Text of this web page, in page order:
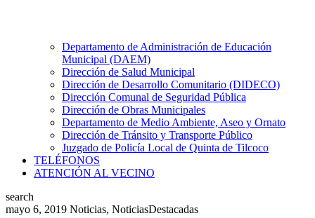
Departamento de Administración de Educación
Municipal (DAEM)
Dirección de Salud Municipal
Dirección de Desarrollo Comunitario (DIDECO)
Dirección Comunal de Seguridad Pública
Dirección de Obras Municipales
Departamento de Medio Ambiente, Aseo y Ornato
Dirección de Tránsito y Transporte Público
Juzgado de Policía Local de Quinta de Tilcoco
TELÉFONOS
ATENCIÓN AL VECINO
search
mayo 6, 2019 Noticias, NoticiasDestacadas